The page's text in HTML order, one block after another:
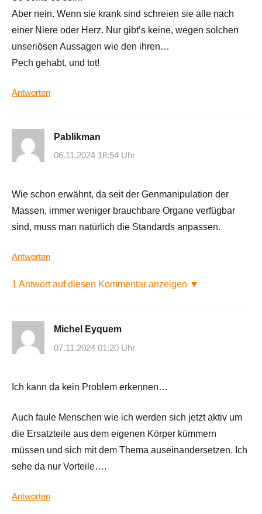
Aber nein. Wenn sie krank sind schreien sie alle nach
einer Niere oder Herz. Nur gibt’s keine, wegen solchen
unseriösen Aussagen wie den ihren…
Pech gehabt, und tot!
Antworten
Pablikman
06.11.2024 18:54 Uhr
Wie schon erwähnt, da seit der Genmanipulation der
Massen, immer weniger brauchbare Organe verfügbar
sind, muss man natürlich die Standards anpassen.
Antworten
1 Antwort auf diesen Kommentar anzeigen ▼
Michel Eyquem
07.11.2024 01:20 Uhr
Ich kann da kein Problem erkennen…
Auch faule Menschen wie ich werden sich jetzt aktiv um
die Ersatzteile aus dem eigenen Körper kümmern
müssen und sich mit dem Thema auseinandersetzen. Ich
sehe da nur Vorteile….
Antworten